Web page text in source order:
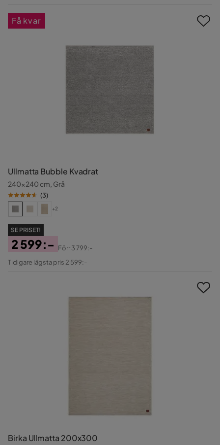
Ullmatta Bubble Kvadrat
240x240 cm, Grå
(3)
+2
SE PRISET!
Pris
2 599:-
Original
Förr3 799:-
Tidigare lägsta pris 2 599:-
Få kvar
Birka Ullmatta 200x300